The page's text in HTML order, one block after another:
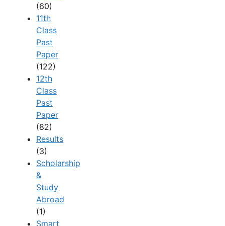
(60)
11th
Class
Past
Paper
(122)
12th
Class
Past
Paper
(82)
Results
(3)
Scholarship
&
Study
Abroad
(1)
Smart